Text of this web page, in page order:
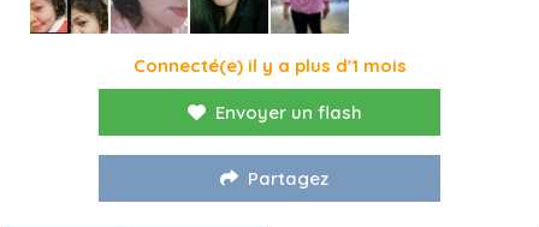
Connecté(e) il y a plus d'1 mois
Envoyer un flash
Partagez